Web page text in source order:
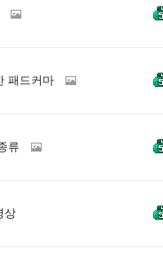
패드커마
류
상